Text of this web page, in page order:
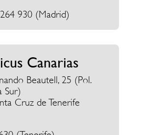
930(Madrid)
Canarias
Beautell, 25 (Pol.
Sur)
Cruz de Tenerife